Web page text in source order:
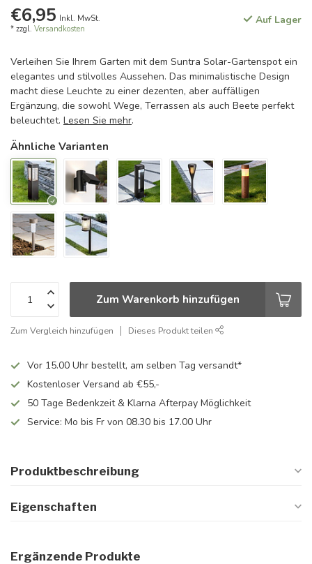
€6,95 Inkl. MwSt.
* zzgl. Versandkosten
Auf Lager
Verleihen Sie Ihrem Garten mit dem Suntra Solar-Gartenspot ein
elegantes und stilvolles Aussehen. Das minimalistische Design
macht diese Leuchte zu einer dezenten, aber auffälligen
Ergänzung, die sowohl Wege, Terrassen als auch Beete perfekt
beleuchtet. Lesen Sie mehr.
Ähnliche Varianten
Zum Warenkorb hinzufügen
Zum Vergleich hinzufügen Dieses Produkt teilen
Vor 15.00 Uhr bestellt, am selben Tag versandt*
Kostenloser Versand ab €55,-
50 Tage Bedenkzeit & Klarna Afterpay Möglichkeit
Service: Mo bis Fr von 08.30 bis 17.00 Uhr
Produktbeschreibung
Eigenschaften
Ergänzende Produkte